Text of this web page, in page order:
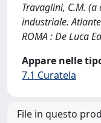
Travaglini, C.M.
industriale.
ROMA : De Luca
Appare nelle
7.1 Curatela
File in questo